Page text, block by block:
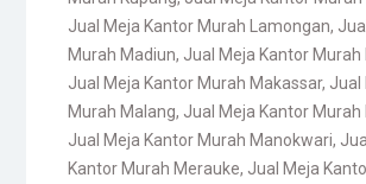
Jual Meja Kantor Murah Lamongan,
Murah Madiun, Jual Meja Kantor
Jual Meja Kantor Murah Makassar, Jual
Murah Malang, Jual Meja Kantor Murah
Jual Meja Kantor Murah Manokwari,
Kantor Murah Merauke, Jual Meja